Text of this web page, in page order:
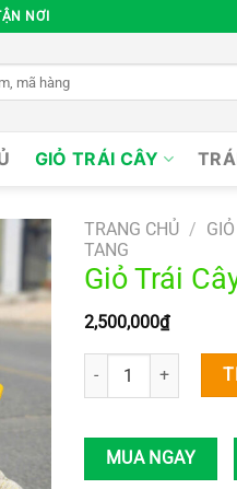
NƠI
GIỎ TRÁI CÂY
TRANG CHỦ /
TANG
Giỏ Trái
2,500,000₫
Giỏ Trái Cây – 68 số
MUA NGAY